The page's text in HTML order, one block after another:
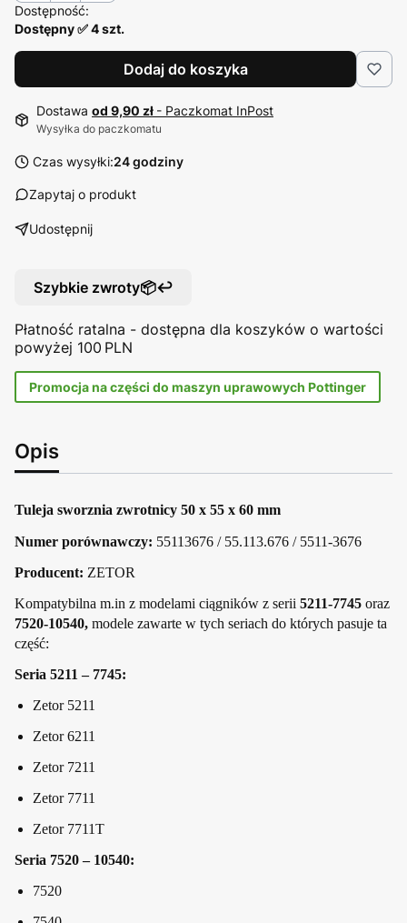
Dostępność:
Dostępny ✅ 4 szt.
Dodaj do koszyka
Dostawa od 9,90 zł - Paczkomat InPost
Wysyłka do paczkomatu
Czas wysyłki:24 godziny
Zapytaj o produkt
Udostępnij
Szybkie zwroty📦↩️
Płatność ratalna - dostępna dla koszyków o wartości
powyżej 100 PLN
Promocja na części do maszyn uprawowych Pottinger
Opis
Tuleja sworznia zwrotnicy 50 x 55 x 60 mm
Numer porównawczy: 55113676 / 55.113.676 / 5511-3676
Producent: ZETOR
Kompatybilna m.in z modelami ciągników z serii 5211-7745 oraz
7520-10540, modele zawarte w tych seriach do których pasuje ta
część:
Seria 5211 – 7745:
Zetor 5211
Zetor 6211
Zetor 7211
Zetor 7711
Zetor 7711T
Seria 7520 – 10540:
7520